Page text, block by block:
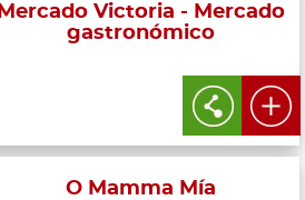
Mercado Victoria - Mercado
gastronómico
O Mamma Mía